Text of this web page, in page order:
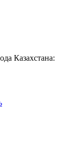
Казахстана: